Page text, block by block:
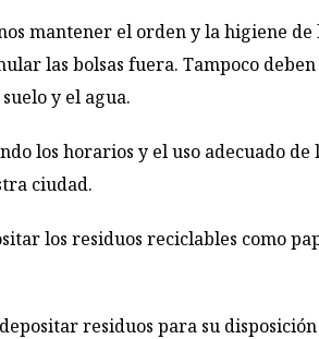
mantener el orden y la higiene
las bolsas fuera. Tampoco
y el agua.
los horarios y el uso adecuado
ciudad.
los residuos reciclables como
residuos para su